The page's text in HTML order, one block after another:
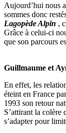
Aujourd’hui nous
sommes donc
Lagopède Alpin ,
Grâce à celui-ci
que son parcours
Guillmaume et
En effet, les
éteint en France
1993 son retour
S’attirant la colère
s’adapter pour